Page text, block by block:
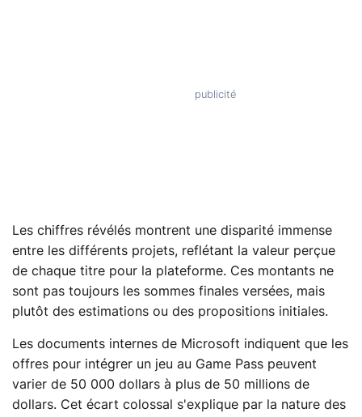
Les chiffres révélés montrent une disparité immense
entre les différents projets, reflétant la valeur perçue
de chaque titre pour la plateforme. Ces montants ne
sont pas toujours les sommes finales versées, mais
plutôt des estimations ou des propositions initiales.
Les documents internes de Microsoft indiquent que les
offres pour intégrer un jeu au Game Pass peuvent
varier de 50 000 dollars à plus de 50 millions de
dollars. Cet écart colossal s'explique par la nature des